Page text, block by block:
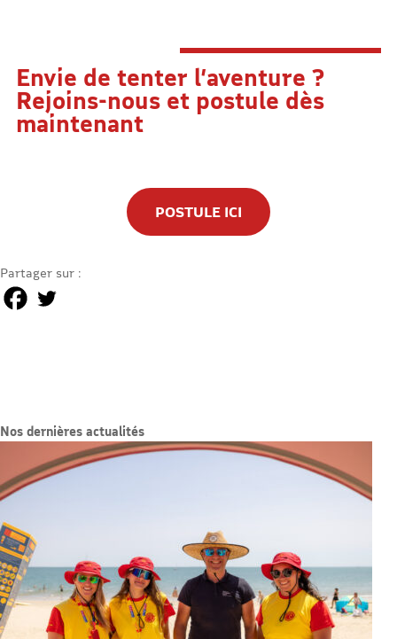
Envie de tenter l’aventure ?
Rejoins-nous et postule dès
maintenant
POSTULE ICI
Partager sur :
Nos dernières actualités